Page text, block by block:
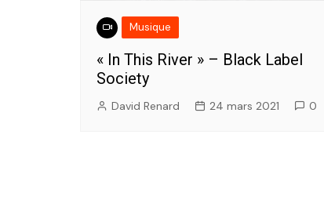
Musique
« In This River » – Black Label
Society
David Renard 24 mars 2021 0